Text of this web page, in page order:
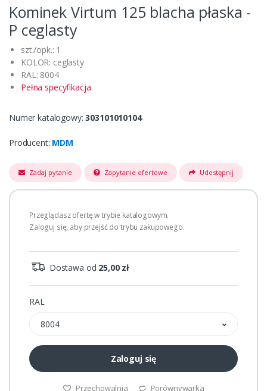
Kominek Virtum 125 blacha płaska -
P ceglasty
szt./opk.: 1
KOLOR: ceglasty
RAL: 8004
Pełna specyfikacja
Numer katalogowy:303101010104
Producent: MDM
Zadaj pytanie Zapytanie ofertowe Udostępnij
Przeglądasz ofertę w trybie katalogowym.
Zaloguj się, aby przejść do trybu zakupowego.
Dostawa od 25,00 zł
RAL
8004
Zaloguj się
Przechowalnia Porównywarka